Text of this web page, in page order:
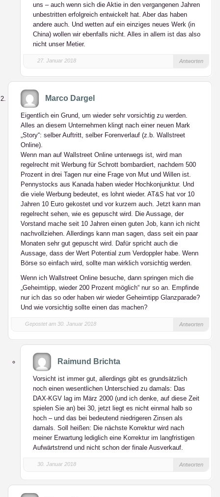
uns – auch wenn sich die Aktie in den vergangenen Jahren
unbestritten erfolgreich entwickelt hat. Aber das haben
andere auch. Und wetten auf ein einziges neues Werk (in
China) wollen wir ebenfalls nicht. Alles in allem ist das also
nicht unser Metier.
27. Januar 2018 Antworten
Marco Dargel
Eigentlich ein Grund, um wieder sehr vorsichtig zu werden.
Alles an diesem Unternehmen klingt nach einer neuen Mark
„Story“: selber Auftritt, selber Forenverlauf (z.b. Wallstreet
Online).
Wenn man auf Wallstreet Online unterwegs ist, wird man
regelrecht mit Werbung für Schrott bombardiert, nachdem 500
Prozent in drei Tagen nur eine Frage von Mut und Willen ist.
Pennystocks aus Kanada haben wieder Hochkonjunktur. Und
die viele Werbung bedeutet, es lohnt wieder. AT&S hat vor 10
Jahren 10 Euro gekostet und vor kurzem auch. Jetzt kann man
regelrecht sehen, wie es gepuscht wird. Die Aussage, der
Vorstand mache seit 10 Jahren einen guten Job, kann ich nicht
nachvollziehen. Allerdings kann man sagen, dass seit ein paar
Monaten sehr gut gepuscht wird. Dafür spricht auch die
Aussage, dass der Wert Potential zum Verdoppler habe. Wenn
Börse so einfach wird, sollte man wirklich vorsichtig werden.
Wenn ich Wallstreet Online besuche, dann springen mich die
„Geheimtipp, wieder 200 Prozent möglich“ nur so an. Empfinde
nur ich das so oder haben wir wieder Geheimtipp Glanzparade?
Und wie vorsichtig sollte einen das machen?
Gepostet am 30. Januar 2018 Antworten
Raimund Brichta
Vorsicht ist immer gut, allerdings gibt es grundsätzlich
noch einen wesentlichen Unterschied zu damals: Das
DAX-KGV lag im März 2000 (und ich denke, auf diese Zeit
spielen Sie an) bei 30, jetzt liegt es nicht einmal halb so
hoch – und das bei bedeutend niedrigeren Zinsen als
damals. Soll heißen: Die nächste Korrektur wird nach
meiner Erwartung lediglich eine Korrektur im langfristigen
Aufwärtstrend und nicht schon der finale Ausverkauf.
30. Januar 2018 Antworten